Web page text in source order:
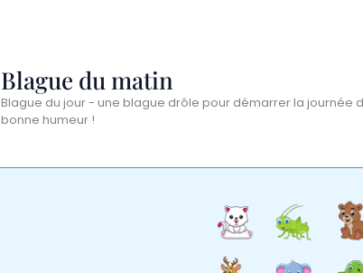
Blague du matin
Blague du jour - une blague drôle pour démarrer la journée
bonne humeur !